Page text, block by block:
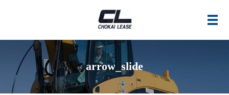
メ
arrow_slide